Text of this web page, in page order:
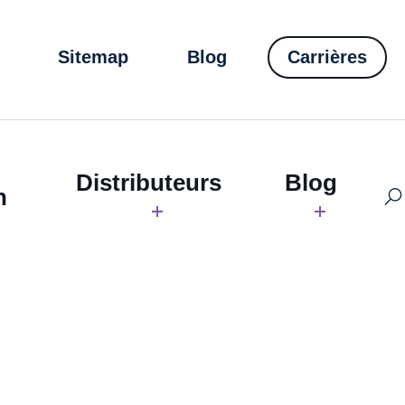
Sitemap Blog Carrières
Distributeurs Blog